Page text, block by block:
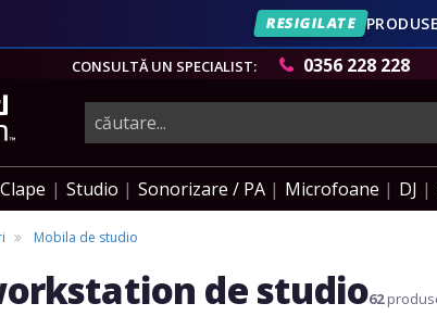
RESIGILATE
CONSULTĂ UN SPECIALIST:
0356 228 228
Clape Studio Sonorizare / PA Microfoane DJ
Mobila de studio
de studio62